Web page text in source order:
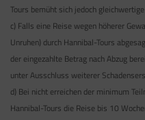
Tours bemüht sich jedoch
c) Falls eine Reise wegen höherer
Unruhen) durch Hannibal-Tours
der eingezahlte Betrag nach Abzug
unter Ausschluss weiterer
d) Bei nicht erreichen der minimum
Hannibal-Tours die Reise bis 10